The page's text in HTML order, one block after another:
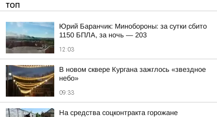
ТОП
Юрий Баранчик: Минобороны: за сутки сбито
1150 БПЛА, за ночь — 203
12:03
В новом сквере Кургана зажглось «звездное
небо»
09:33
На средства соцконтракта горожане